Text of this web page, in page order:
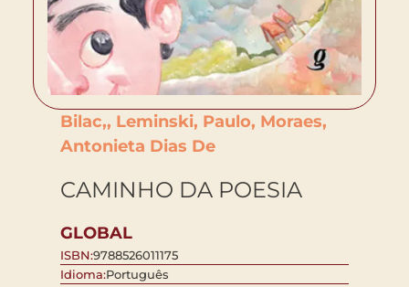
Bilac,, Leminski, Paulo, Moraes,
Antonieta Dias De
CAMINHO DA POESIA
GLOBAL
ISBN:9788526011175
Idioma:Português